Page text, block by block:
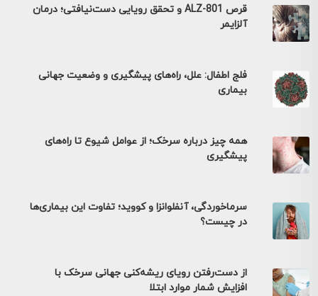
قرص ALZ-801 و تحقق رویایی دست‌نیافتی؛ درمان
آلزایمر
فلج اطفال: علل، راه‌های پیشگیری و وضعیت جهانی
بیماری
همه چیز درباره سرخک؛ از عوامل شیوع تا راه‌های
پیشگیری
سرماخوردگی، آنفلوانزا و کووید؛ تفاوت این بیماری‌ها
در چیست؟
از دست‌رفتن رویای ریشه‌کنی جهانی سرخک با
افزایش شمار موارد ابتلا